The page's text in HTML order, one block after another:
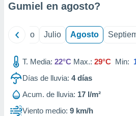
Gumiel en agosto?
Junio Julio Agosto
T. Media: 22°C Max.: 29°C Min:
Días de lluvia: 4días
Acum. de lluvia: 17 l/m²
Viento medio: 9 km/h